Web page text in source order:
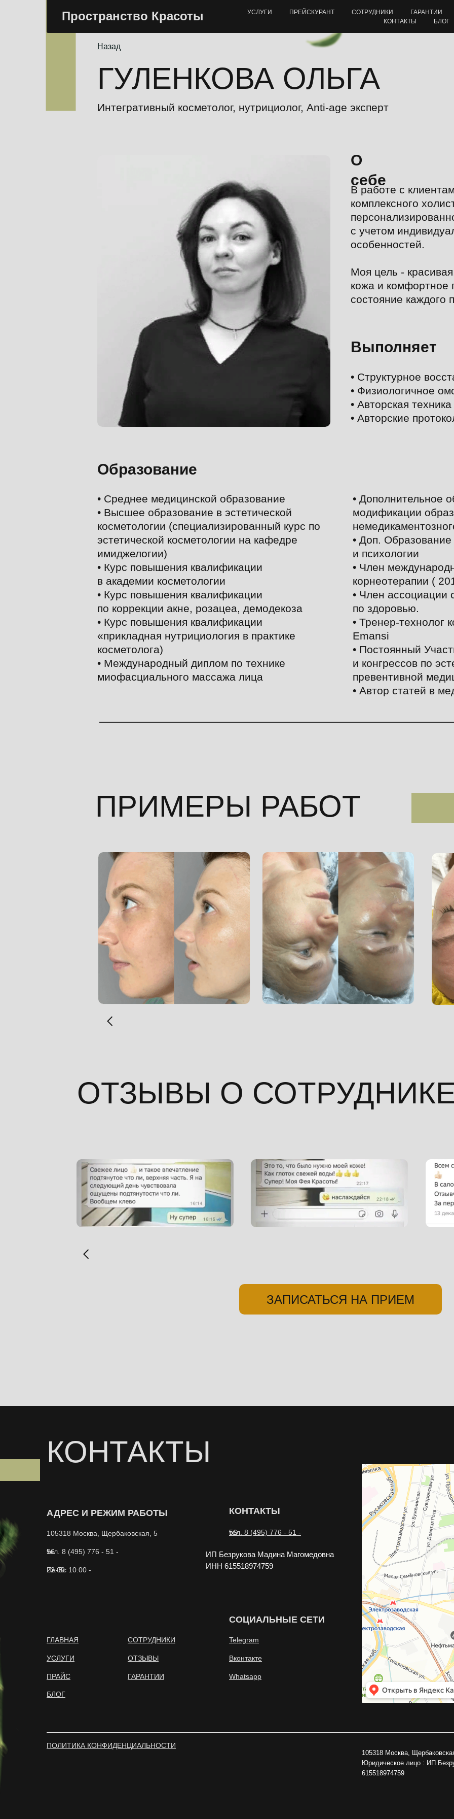
Пространство Красоты УСЛУГИ ПРЕЙСКУРАНТ СОТРУДНИКИ
ГАРАНТИИ
КОНТАКТЫ
БЛОГ
ГУЛЕНКОВА ОЛЬГА
Интегративный косметолог, нутрициолог, Аnti-age эксперт
В работе с
комплексного
с учетом
особенностей.
Моя цель -
кожа и комфортное
состояние каждого
О
себе
Выполняет
Образование
• Среднее медицинской образование
• Высшее образование в эстетической
косметологии (специализированный курс по
эстетической косметологии на кафедре
имиджелогии)
• Курс повышения квалификации
в академии косметологии
• Курс повышения квалификации
по коррекции акне, розацеа, демодекоза
• Курс повышения квалификации
«прикладная нутрициология в практике
косметолога)
• Международный диплом по технике
миофасциального массажа лица
• Дополнительное
модификации
• Доп.
и психологии
• Член
корнеотерапии (
• Член ассоциации
по здоровью.
• Тренер-технолог
Emansi
• Постоянный
и конгрессов по
превентивной
• Автор статей в
• Структурное
• Физиологичное
• Авторская
• Авторские
Назад
ПРИМЕРЫ РАБОТ
ОТЗЫВЫ О
ЗАПИСАТЬСЯ НА ПРИЕМ
КОНТАКТЫ
ГЛАВНАЯ
УСЛУГИ
ПРАЙС
ПОЛИТИКА КОНФИДЕНЦИАЛЬНОСТИ
СОТРУДНИКИ
ОТЗЫВЫ
ГАРАНТИИ
КОНТАКТЫ
тел. 8 (495) 776 - 51 - 56
АДРЕС И РЕЖИМ РАБОТЫ
105318 Москва, Щербаковская, 5
тел. 8 (495) 776 - 51 - 56
Пн-Вс 10:00 - 22:00
СОЦИАЛЬНЫЕ СЕТИ
Telegram
Вконтакте
Whatsapp
Москва
Мироновская улица, 46к1 — Яндекс Карты
105318 Москва,
Юридическое лицо : ИП
615518974759
ИП Безрукова Мадина Магомедовна
ИНН 615518974759
БЛОГ